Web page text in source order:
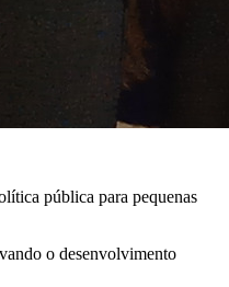
pública para pequenas
o desenvolvimento